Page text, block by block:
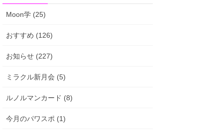
Moon学 (25)
おすすめ (126)
お知らせ (227)
ミラクル新月会 (5)
ルノルマンカード (8)
今月のパワスポ (1)